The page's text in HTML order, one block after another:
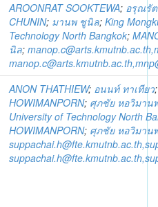
AROONRAT SOOKTEWA; อรุณรั
CHUNIN; มานพ ชูนิล; King
Technology North Bangkok;
นิล;
ANON THATHIEW; อนนท์ ทาเทียว
HOWIMANPORN; ศุภชัย หอวิมาน
University of Technology North
HOWIMANPORN; ศุภชัย หอวิมาน